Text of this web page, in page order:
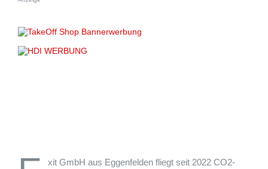
xit GmbH aus Eggenfelden fliegt seit 2022 CO2-